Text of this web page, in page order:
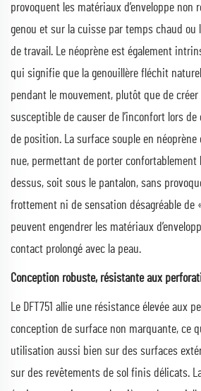
provoquent les matériaux d’enveloppe non
genou et sur la cuisse par temps chaud ou
de travail. Le néoprène est également
qui signifie que la genouillère fléchit
pendant le mouvement, plutôt que de
susceptible de causer de l’inconfort lors
de position. La surface souple en néoprène
nue, permettant de porter confortablement
dessus, soit sous le pantalon, sans
frottement ni de sensation désagréable de
peuvent engendrer les matériaux
contact prolongé avec la peau.
Conception robuste, résistante aux
Le DFT751 allie une résistance élevée aux
conception de surface non marquante, ce
utilisation aussi bien sur des surfaces
sur des revêtements de sol finis délicats.